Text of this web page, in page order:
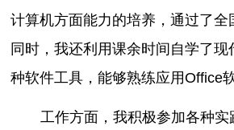
计算机方面能力的培养，通过了全
同时，我还利用课余时间自学了现
种软件工具，能够熟练应用Office软
工作方面，我积极参加各种